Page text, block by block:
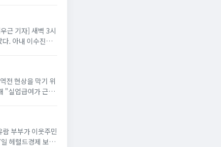
근 기자] 새벽 3시
다. 아내 이수진은
전 현상을 막기 위
부부가 이웃주민
헤럴드경제 보도